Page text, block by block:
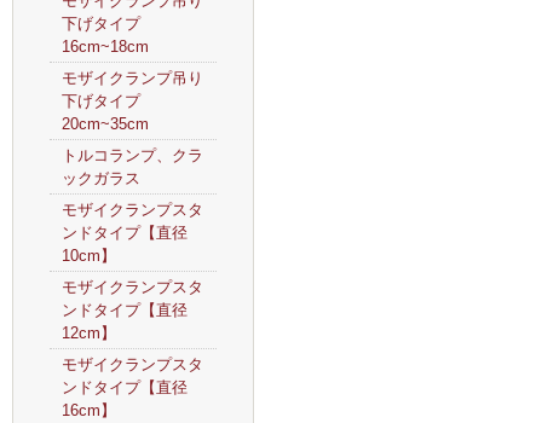
下げタイプ
16cm~18cm
モザイクランプ吊り
下げタイプ
20cm~35cm
トルコランプ、クラ
ックガラス
モザイクランプスタ
ンドタイプ【直径
10cm】
モザイクランプスタ
ンドタイプ【直径
12cm】
モザイクランプスタ
ンドタイプ【直径
16cm】